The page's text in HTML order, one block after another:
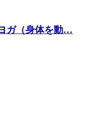
ガ（身体を動…